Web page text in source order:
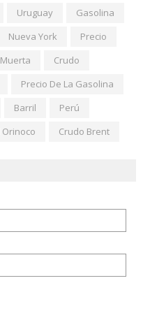
Uruguay
Gasolina
Nueva York
Precio
Crudo
Precio De La Gasolina
Barril
Perú
Orinoco Crudo Brent